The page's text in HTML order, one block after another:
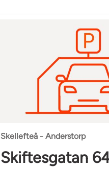
Skellefteå - Anderstorp
Skiftesgatan